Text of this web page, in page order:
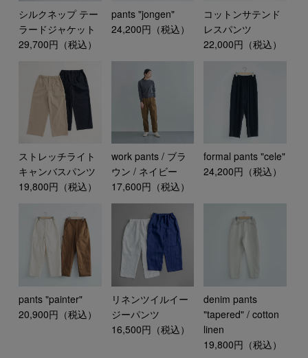
シルクネップ テー
ラードジャケット
29,700円（税込）
pants "jongen"
24,200円（税込）
コットンサテンド
レスパンツ
22,000円（税込）
ストレッチライト
キャンバスパンツ
19,800円（税込）
work pants / ブラ
ウン / ネイビー
17,600円（税込）
formal pants "cele"
24,200円（税込）
pants "painter"
20,900円（税込）
リネンツイルイー
ジーパンツ
16,500円（税込）
denim pants
"tapered" / cotton
linen
19,800円（税込）